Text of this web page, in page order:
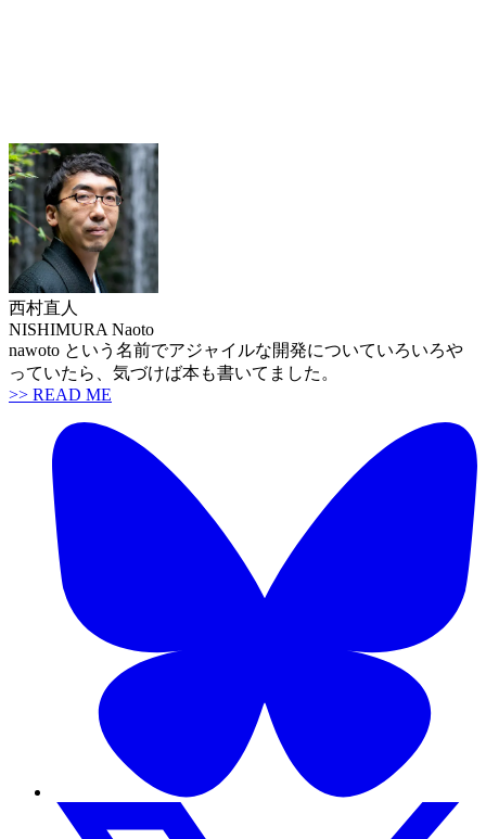
西村直人
NISHIMURA Naoto
nawoto という名前でアジャイルな開発についていろいろや
っていたら、気づけば本も書いてました。
>> READ ME